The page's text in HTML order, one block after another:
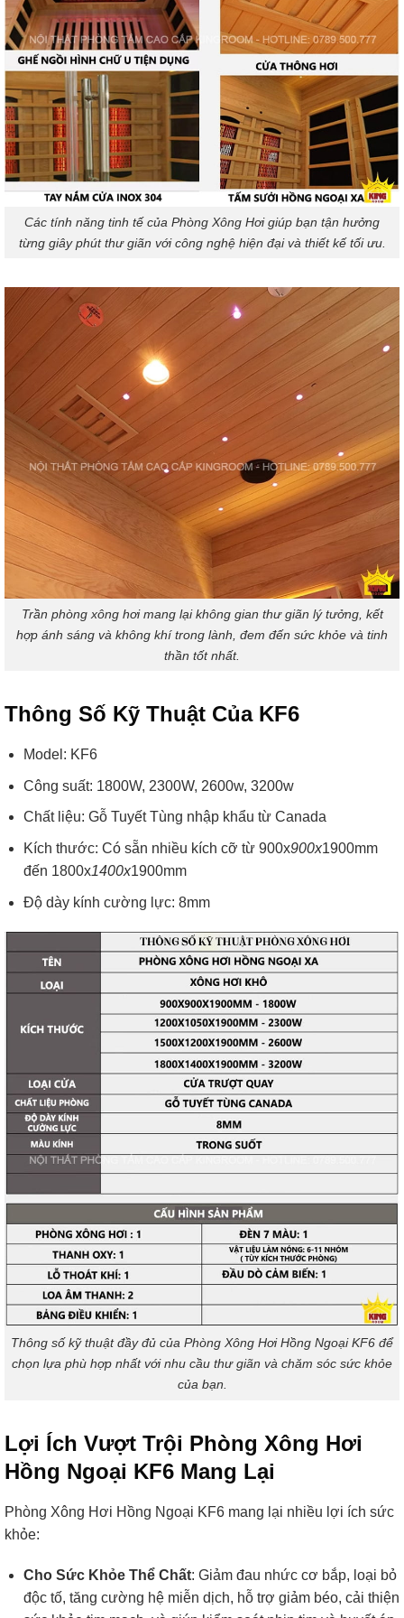
Các tính năng tinh tế của Phòng Xông Hơi giúp bạn tận hưởng
từng giây phút thư giãn với công nghệ hiện đại và thiết kế tối ưu.
Trần phòng xông hơi mang lại không gian thư giãn lý tưởng, kết
hợp ánh sáng và không khí trong lành, đem đến sức khỏe và tinh
thần tốt nhất.
Thông Số Kỹ Thuật Của KF6
Model: KF6
Công suất: 1800W, 2300W, 2600w, 3200w
Chất liệu: Gỗ Tuyết Tùng nhập khẩu từ Canada
Kích thước: Có sẵn nhiều kích cỡ từ 900x900x1900mm
đến 1800x1400x1900mm
Độ dày kính cường lực: 8mm
Thông số kỹ thuật đầy đủ của Phòng Xông Hơi Hồng Ngoại KF6 để
chọn lựa phù hợp nhất với nhu cầu thư giãn và chăm sóc sức khỏe
của bạn.
Lợi Ích Vượt Trội Phòng Xông Hơi
Hồng Ngoại KF6 Mang Lại
Phòng Xông Hơi Hồng Ngoại KF6 mang lại nhiều lợi ích sức
khỏe:
Cho Sức Khỏe Thể Chất: Giảm đau nhức cơ bắp, loại bỏ
độc tố, tăng cường hệ miễn dịch, hỗ trợ giảm béo, cải thiện